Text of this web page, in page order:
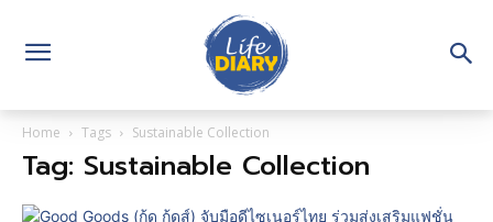
Home Tags Sustainable Collection
Tag: Sustainable Collection